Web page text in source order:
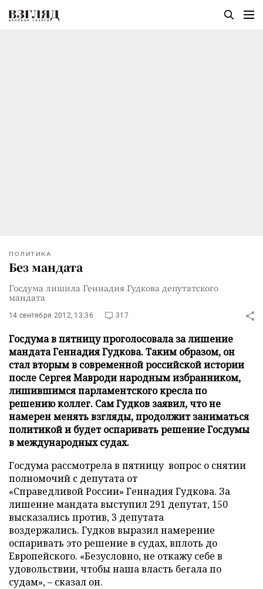
ПОЛИТИКА
Без мандата
Госдума лишила Геннадия Гудкова депутатского
мандата
14 сентября 2012, 13:36 317
Госдума в пятницу проголосовала за лишение
мандата Геннадия Гудкова. Таким образом, он
стал вторым в современной российской истории
после Сергея Мавроди народным избранником,
лишившимся парламентского кресла по
решению коллег. Сам Гудков заявил, что не
намерен менять взгляды, продолжит заниматься
политикой и будет оспаривать решение Госдумы
в международных судах.
Госдума рассмотрела в пятницу вопрос о снятии
полномочий с депутата от
«Справедливой России» Геннадия Гудкова. За
лишение мандата выступил 291 депутат, 150
высказались против, 3 депутата
воздержались. Гудков выразил намерение
оспаривать это решение в судах, вплоть до
Европейского. «Безусловно, не откажу себе в
удовольствии, чтобы наша власть бегала по
судам», – сказал он.